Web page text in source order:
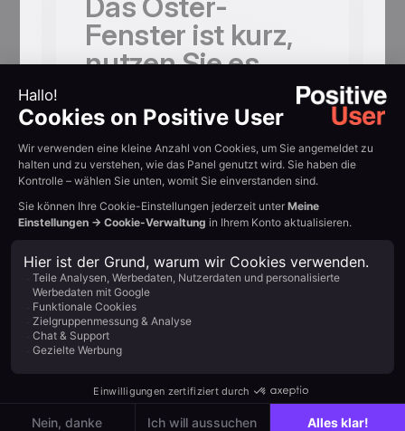
Fenster ist kurz,
nutzen Sie es
enger Zeitrahmen erzeugt natürliche
Wer kauft zu
diesem Ostern
Geschenke?
Das bisherige Kaufverhalten verrät es
Ihnen. Senden Sie kuratierte
Geschenkeguides an Käufer, die schon
familiäre oder saisonale Produkte